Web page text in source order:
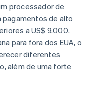
processador de
pagamentos de alto
a US$ 9.000.
para fora dos EUA, o
diferentes
além de uma forte